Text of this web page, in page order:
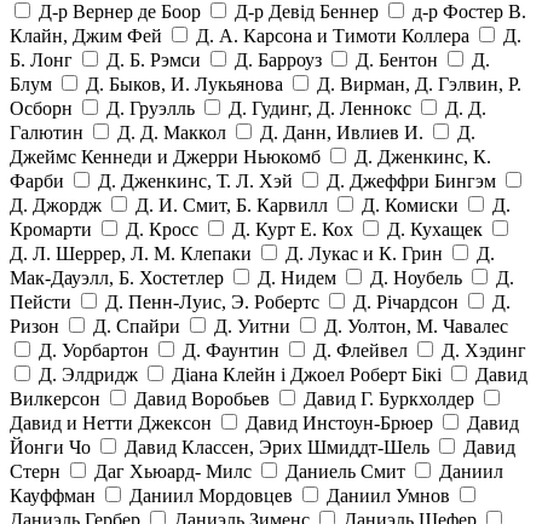
Д-р Вернер де Боор
Д-р Девід Беннер
д-р Фостер В.
Клайн, Джим Фей
Д. А. Карсона и Тимоти Коллера
Д.
Б. Лонг
Д. Б. Рэмси Д. Барроуз Д. Бентон
Д.
Блум
Д. Быков, И. Лукьянова
Д. Вирман, Д. Гэлвин, Р.
Осборн
Д. Груэлль Д. Гудинг, Д. Леннокс
Д. Д.
Галютин
Д. Д. Маккол Д. Данн, Ивлиев И.
Д.
Джеймс Кеннеди и Джерри Ньюкомб
Д. Дженкинс, К.
Фарби
Д. Дженкинс, Т. Л. Хэй
Д. Джеффри Бингэм
Д. Джордж
Д. И. Смит, Б. Карвилл Д. Комиски
Д.
Кромарти
Д. Кросс Д. Курт Е. Кох
Д. Кухащек
Д. Л. Шеррер, Л. М. Клепаки
Д. Лукас и К. Грин
Д.
Мак-Дауэлл, Б. Хостетлер
Д. Нидем Д. Ноубель
Д.
Пейсти
Д. Пенн-Луис, Э. Робертс Д. Річардсон
Д.
Ризон
Д. Спайри Д. Уитни
Д. Уолтон, М. Чавалес
Д. Уорбартон
Д. Фаунтин Д. Флейвел
Д. Хэдинг
Д. Элдридж
Діана Клейн і Джоел Роберт Бікі
Давид
Вилкерсон
Давид Воробьев
Давид Г. Буркхолдер
Давид и Нетти Джексон
Давид Инстоун-Брюер
Давид
Йонги Чо
Давид Классен, Эрих Шмиддт-Шель
Давид
Стерн
Даг Хьюард- Милс Даниель Смит
Даниил
Кауффман
Даниил Мордовцев
Даниил Умнов